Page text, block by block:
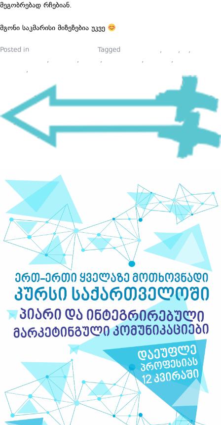
მეგობრებად რჩებიან.
მგონი საკმარისი მიზეზებია უკვე
Posted in Tagged , ,
,
, , , , ,
,